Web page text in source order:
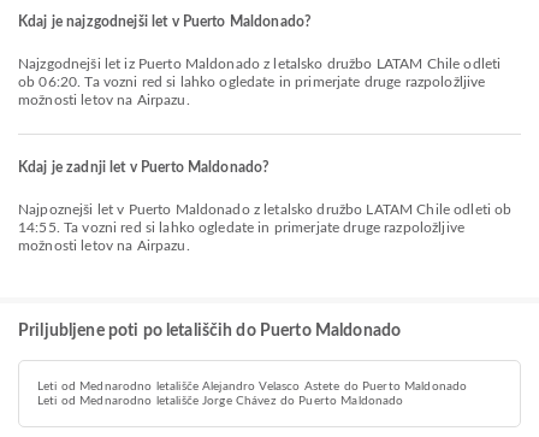
Kdaj je najzgodnejši let v Puerto Maldonado?
Najzgodnejši let iz Puerto Maldonado z letalsko družbo LATAM Chile odleti
ob 06:20. Ta vozni red si lahko ogledate in primerjate druge razpoložljive
možnosti letov na Airpazu.
Kdaj je zadnji let v Puerto Maldonado?
Najpoznejši let v Puerto Maldonado z letalsko družbo LATAM Chile odleti ob
14:55. Ta vozni red si lahko ogledate in primerjate druge razpoložljive
možnosti letov na Airpazu.
Priljubljene poti po letališčih do Puerto Maldonado
Leti od Mednarodno letališče Alejandro Velasco Astete do Puerto Maldonado
Leti od Mednarodno letališče Jorge Chávez do Puerto Maldonado